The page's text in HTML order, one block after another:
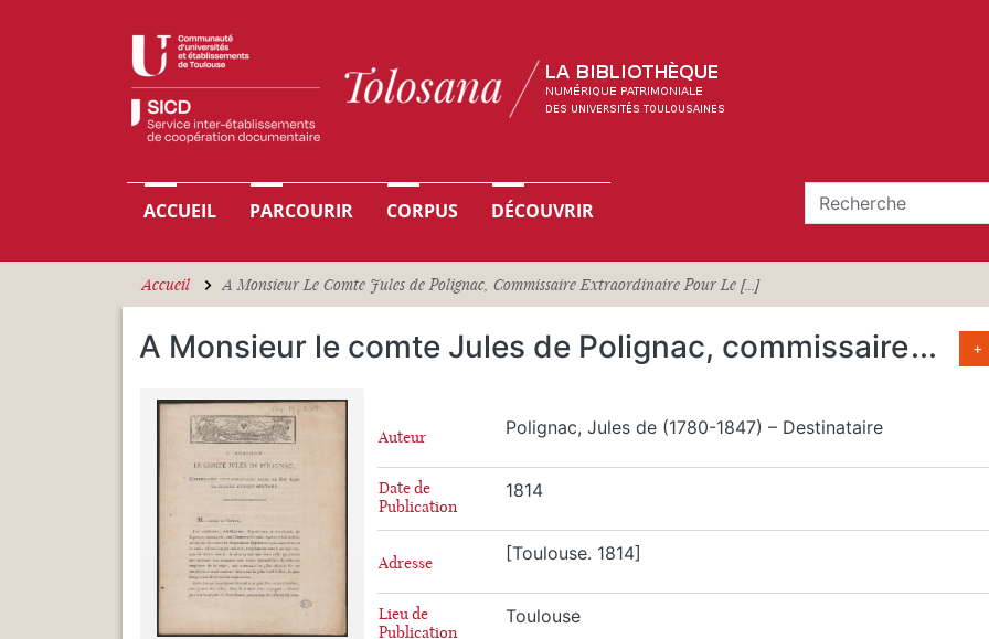
Navigation principale
ACCUEIL PARCOURIR CORPUS DÉCOUVRIR
Accueil A Monsieur Le Comte Jules de Polignac, Commissaire Extraordinaire Pour Le [...]
A Monsieur le comte Jules de Polignac, commissaire... +
Auteur Polignac, Jules de (1780-1847) – Destinataire
Date de
Publication
1814
Adresse [Toulouse. 1814]
Lieu de
Publication
Toulouse